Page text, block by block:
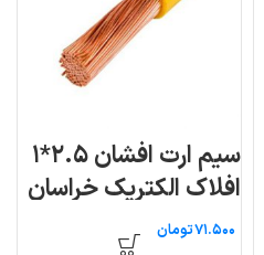
سیم ارت افشان ۲.۵*۱
افلاک الکتریک خراسان
(متری)
تومان